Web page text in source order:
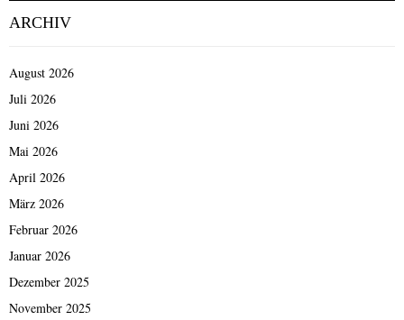
ARCHIV
August 2026
Juli 2026
Juni 2026
Mai 2026
April 2026
März 2026
Februar 2026
Januar 2026
Dezember 2025
November 2025